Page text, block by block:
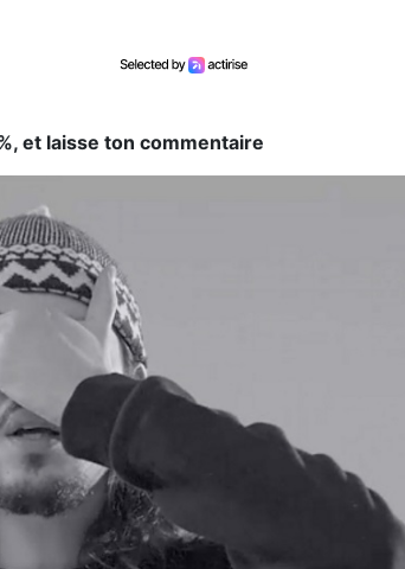
et laisse ton commentaire